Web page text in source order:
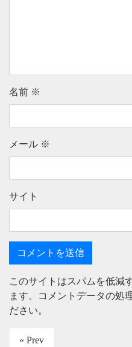
名前 ※
メール ※
サイト
このサイトはスパムを低減
ます。
コメントデータの処
ださい。
« Prev